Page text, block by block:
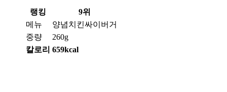
랭킹
9위
메뉴
양념치킨싸이버거
중량
260g
칼로리 659kcal